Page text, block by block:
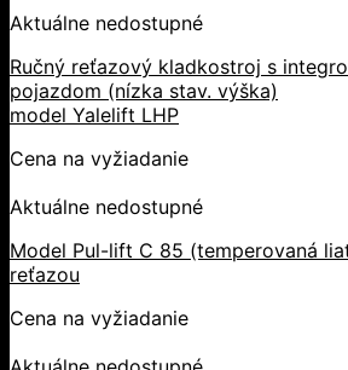
Aktuálne nedostupné
Ručný reťazový kladkostroj s
pojazdom (nízka stav. výška)
model Yalelift LHP
Cena na vyžiadanie
Aktuálne nedostupné
Model Pul-lift C 85 (temperovaná
reťazou
Cena na vyžiadanie